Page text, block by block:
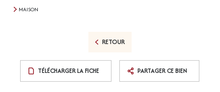
MAISON
RETOUR
TÉLÉCHARGER LA FICHE PARTAGER CE BIEN